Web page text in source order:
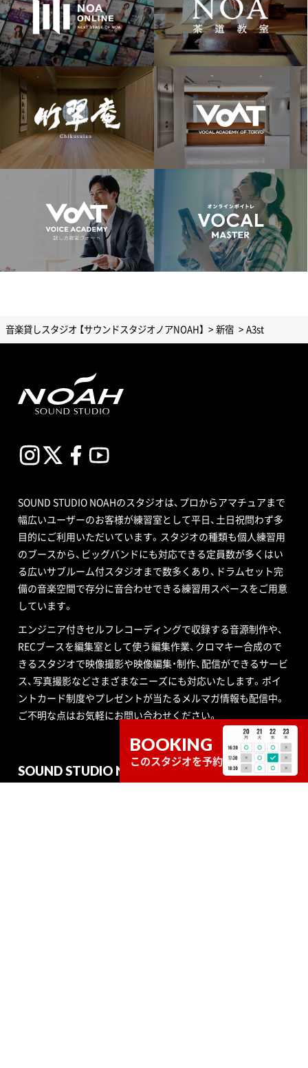
BOOKING
このスタジオを予約
音楽貸しスタジオ 【サウンドスタジオノアNOAH】 新宿 A3st
SOUND STUDIO NOAHのスタジオは、プロからアマチュアまで
幅広いユーザーのお客様が練習室として平日、土日祝問わず多
目的にご利用いただいています。スタジオの種類も個人練習用
のブースから、ビッグバンドにも対応できる定員数が多くはい
る広いサブルーム付スタジオまで数多くあり、ドラムセット完
備の音楽空間で存分に音合わせできる練習用スペースをご用意
しています。
エンジニア付きセルフレコーディングで収録する音源制作や、
RECブースを編集室として使う編集作業、クロマキー合成ので
きるスタジオで映像撮影や映像編集・制作、配信ができるサービ
ス、写真撮影などさまざまなニーズにも対応いたします。ポイ
ントカード制度やプレゼントが当たるメルマガ情報も配信中。
ご不明な点はお気軽にお問い合わせください。
SOUND STUDIO NOAH